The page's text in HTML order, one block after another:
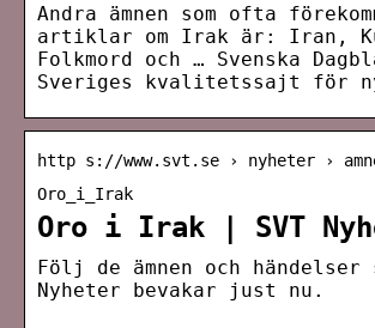
Andra ämnen som ofta
artiklar om Irak är: Iran,
Folkmord och … Svenska
Sveriges kvalitetssajt för
http s://www.svt.se › nyheter ›
Oro_i_Irak
Oro i Irak | SVT
Följ de ämnen och händelser
Nyheter bevakar just nu.